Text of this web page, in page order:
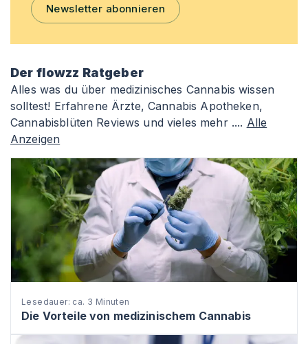
Newsletter abonnieren
Der flowzz Ratgeber
Alles was du über medizinisches Cannabis wissen
solltest! Erfahrene Ärzte, Cannabis Apotheken,
Cannabisblüten Reviews und vieles mehr .... Alle
Anzeigen
Lesedauer: ca. 3 Minuten
Die Vorteile von medizinischem Cannabis